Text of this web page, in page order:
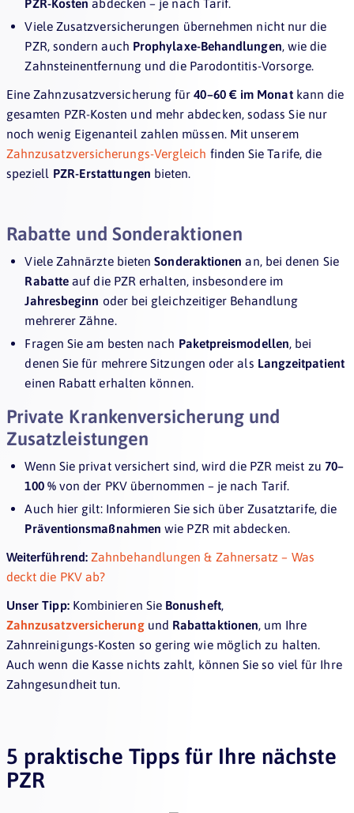
PZR-Kosten abdecken – je nach Tarif.
Viele Zusatzversicherungen übernehmen nicht nur die
PZR, sondern auch Prophylaxe-Behandlungen, wie die
Zahnsteinentfernung und die Parodontitis-Vorsorge.
Eine Zahnzusatzversicherung für40–60 € im Monatkann die
gesamten PZR-Kosten und mehr abdecken, sodass Sie nur
noch wenig Eigenanteil zahlen müssen. Mit unserem
Zahnzusatzversicherungs-Vergleich finden Sie Tarife, die
speziell PZR-Erstattungen bieten.
Rabatte und Sonderaktionen
Viele Zahnärzte bietenSonderaktionen an, bei denen Sie
Rabatte auf die PZR erhalten, insbesondere im
Jahresbeginn oder bei gleichzeitiger Behandlung
mehrerer Zähne.
Fragen Sie am besten nach Paketpreismodellen, bei
denen Sie für mehrere Sitzungen oder als Langzeitpatient
einen Rabatt erhalten können.
Private Krankenversicherung und
Zusatzleistungen
Wenn Sie privat versichert sind, wird die PZR meist zu 70–
100 %von der PKV übernommen – je nach Tarif.
Auch hier gilt: Informieren Sie sich über Zusatztarife, die
Präventionsmaßnahmen wie PZR mit abdecken.
Weiterführend:Zahnbehandlungen & Zahnersatz – Was
deckt die PKV ab?
Unser Tipp: Kombinieren Sie Bonusheft,
Zahnzusatzversicherung und Rabattaktionen , um Ihre
Zahnreinigungs-Kosten so gering wie möglich zu halten.
Auch wenn die Kasse nichts zahlt, können Sie so viel für Ihre
Zahngesundheit tun.
5 praktische Tipps für Ihre nächste
PZR